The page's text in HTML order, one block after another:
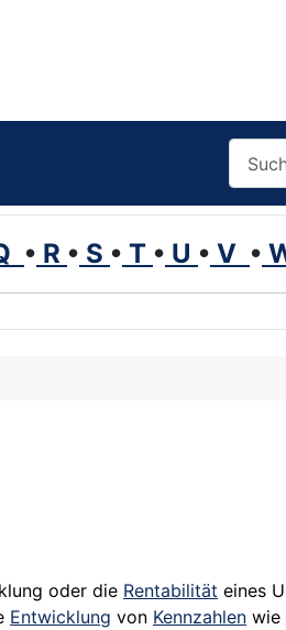
• R • S • T • U • V •
oder die Rentabilität eines
Entwicklung von Kennzahlen wie